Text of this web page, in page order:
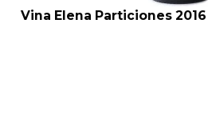
Vina Elena Particiones 2016